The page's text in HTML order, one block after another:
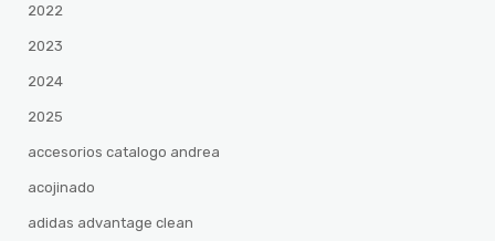
2022
2023
2024
2025
accesorios catalogo andrea
acojinado
adidas advantage clean